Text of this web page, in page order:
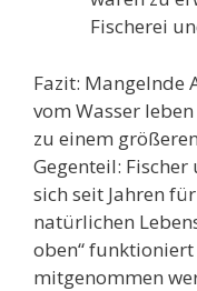
Fischerei
Fazit: Mangelnde
vom Wasser
zu einem
Gegenteil:
sich seit Jahren
natürlichen
oben“
mitgenommen